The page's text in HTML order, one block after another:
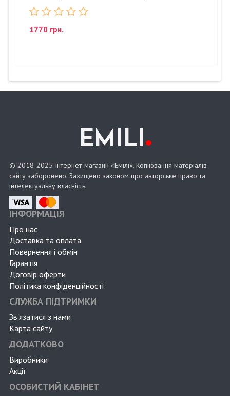
1770 грн.
EMILI.
© 2018-2025 Інтернет-магазин «Емілі». Копіювання матеріалів
сайту заборонено. Захищено законом про авторське право та
інтелектуальну власність.
ІНФОРМАЦІЯ
Про нас
Доставка та оплата
Повернення і обмін
Гарантія
Договір оферти
Політика конфіденційності
СЛУЖБА ПІДТРИМКИ
Зв'язатися з нами
Карта сайту
ДОДАТКОВО
Виробники
Акції
ОСОБИСТИЙ КАБІНЕТ